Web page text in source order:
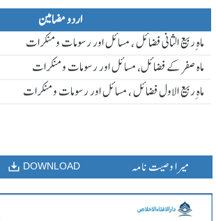
اردو مضامین
ماہ ِربیع الثانی فضائل ، مسائل اور رسومات و منکرات
ماہ صفر کے فضائل، مسائل اور رسومات و منکرات
ماہ ِربیع الاول فضائل ، مسائل اور رسومات و منکرات
DOWNLOAD میرا وصیت نامہ